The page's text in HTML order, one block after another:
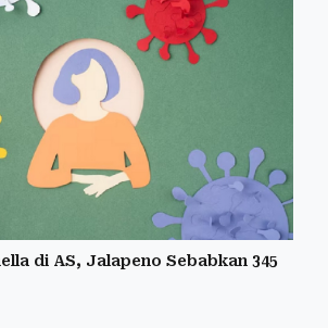
di AS, Jalapeno Sebabkan 345